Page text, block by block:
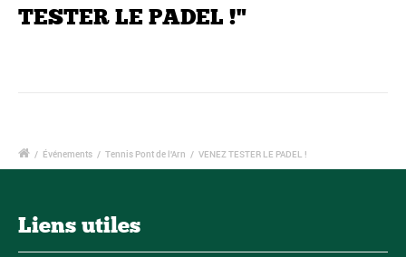
TESTER LE PADEL !"
/ Événements / Tennis Pont de l'Arn / VENEZ TESTER LE PADEL !
Liens utiles